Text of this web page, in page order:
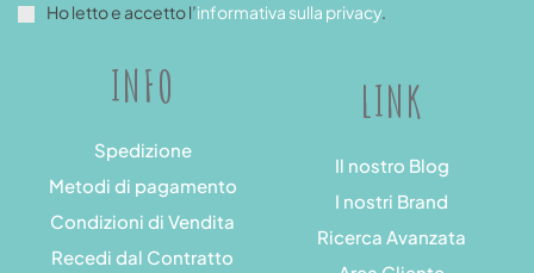
INFO
Spedizione
Metodi di pagamento
Condizioni di Vendita
Recedi dal Contratto
LINK
Il nostro Blog
I nostri Brand
Ricerca Avanzata
Ho letto e accetto l’informativa sulla privacy.